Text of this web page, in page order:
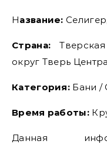
Название:
Страна:
округ Тверь
Категория: Бани /
Время работы:
Данная